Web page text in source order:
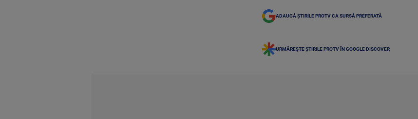
ADAUGĂ ȘTIRILE PROTV CA SURSĂ PREFERATĂ
URMĂREȘTE ȘTIRILE PROTV ÎN GOOGLE DISCOVER